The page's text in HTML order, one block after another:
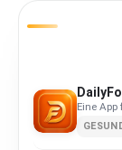
Eine